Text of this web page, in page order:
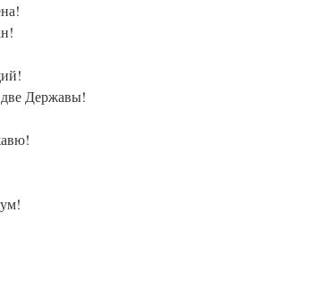
две Державы!